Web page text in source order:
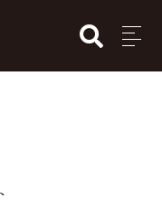
MENU